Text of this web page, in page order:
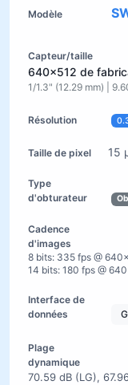
640×512 de
1/1.3" (12.29 mm) |
15
8 bits: 335 fps @
14 bits: 180 fps @
70.59 dB (LG),